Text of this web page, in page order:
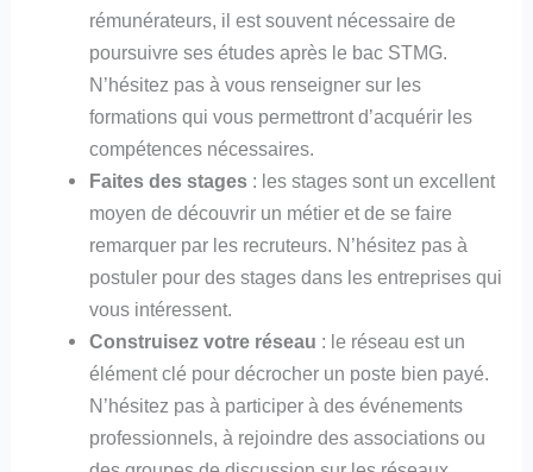
rémunérateurs, il est souvent nécessaire de
poursuivre ses études après le bac STMG.
N’hésitez pas à vous renseigner sur les
formations qui vous permettront d’acquérir les
compétences nécessaires.
Faites des stages: les stages sont un excellent
moyen de découvrir un métier et de se faire
remarquer par les recruteurs. N’hésitez pas à
postuler pour des stages dans les entreprises qui
vous intéressent.
Construisez votre réseau : le réseau est un
élément clé pour décrocher un poste bien payé.
N’hésitez pas à participer à des événements
professionnels, à rejoindre des associations ou